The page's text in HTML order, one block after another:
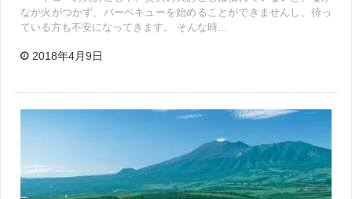
なか火がつかず、バーベキューを始めることができませんし、待っ
ている方も不安になってきます。 そんな時…
2018年4月9日